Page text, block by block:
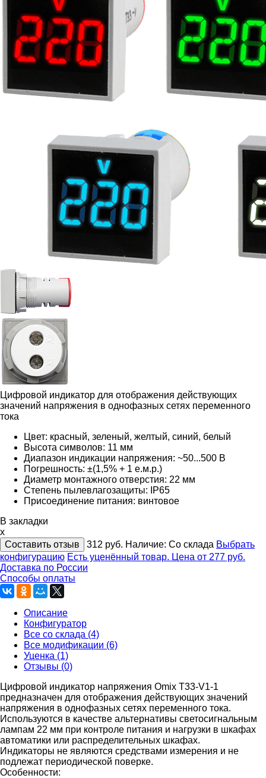
Цифровой индикатор для отображения действующих
значений напряжения в однофазных сетях переменного
тока
Цвет: красный, зеленый, желтый, синий, белый
Высота символов: 11 мм
Диапазон индикации напряжения: ~50...500 В
Погрешность: ±(1,5% + 1 е.м.р.)
Диаметр монтажного отверстия: 22 мм
Степень пылевлагозащиты: IP65
Присоединение питания: винтовое
В закладки
x
Составить отзыв
312 руб. Наличие: Со склада Выбрать
конфигурацию Есть уценённый товар. Цена от 277 руб.
Доставка по России
Способы оплаты
Описание
Конфигуратор
Все со склада (4)
Все модификации (6)
Уценка (1)
Отзывы (0)
Цифровой индикатор напряжения Omix T33-V1-1
предназначен для отображения действующих значений
напряжения в однофазных сетях переменного тока.
Используются в качестве альтернативы светосигнальным
лампам 22 мм при контроле питания и нагрузки в шкафах
автоматики или распределительных шкафах.
Индикаторы не являются средствами измерения и не
подлежат периодической поверке.
Особенности: